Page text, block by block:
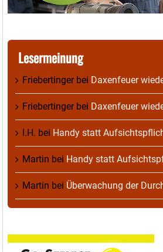
Lesermeinung
Friebertingerbei Daxenfeuer
Friebertingerbei Daxenfeuer
I.H. bei Handy statt
Martin bei Handy statt
Martin bei Überwachung der